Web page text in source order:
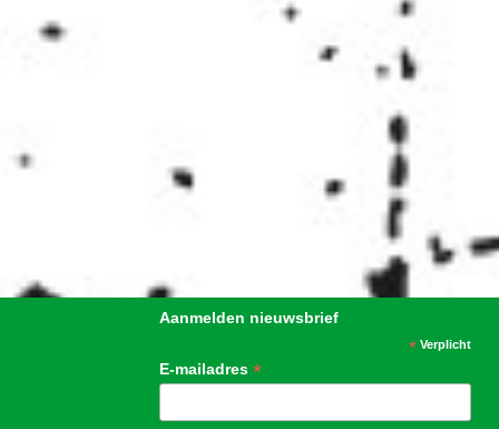
Aanmelden nieuwsbrief
*Verplicht
E-mailadres*